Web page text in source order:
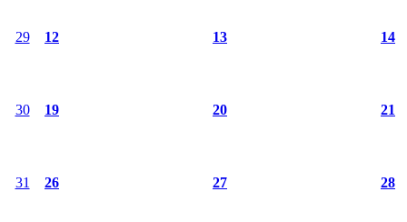
29 12 13 14
30 19 20 21
31 26 27 28